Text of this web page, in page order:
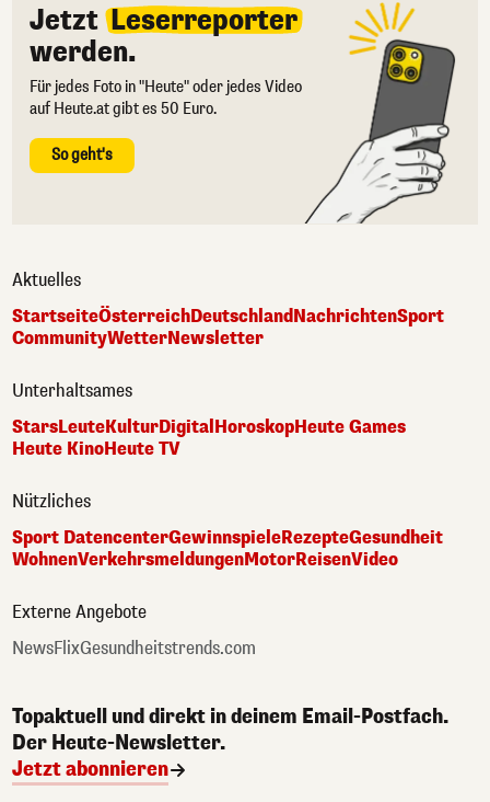
Jetzt Leserreporter
werden.
Für jedes Foto in "Heute" oder jedes Video
auf Heute.at gibt es 50 Euro.
So geht's
Aktuelles
StartseiteÖsterreichDeutschlandNachrichtenSport
CommunityWetterNewsletter
Unterhaltsames
StarsLeuteKulturDigitalHoroskopHeute Games
Heute KinoHeute TV
Nützliches
Sport DatencenterGewinnspieleRezepteGesundheit
WohnenVerkehrsmeldungenMotorReisenVideo
Externe Angebote
NewsFlixGesundheitstrends.com
Topaktuell und direkt in deinem Email-Postfach.
Der Heute-Newsletter.
Jetzt abonnieren